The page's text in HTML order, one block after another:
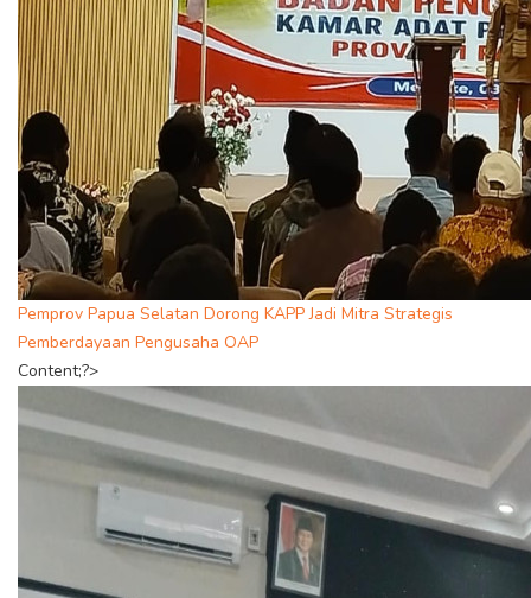
Pemprov Papua Selatan Dorong KAPP Jadi Mitra Strategis
Pemberdayaan Pengusaha OAP
Content;?>